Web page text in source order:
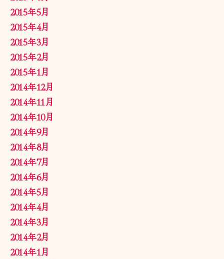
2015年5月
2015年4月
2015年3月
2015年2月
2015年1月
2014年12月
2014年11月
2014年10月
2014年9月
2014年8月
2014年7月
2014年6月
2014年5月
2014年4月
2014年3月
2014年2月
2014年1月